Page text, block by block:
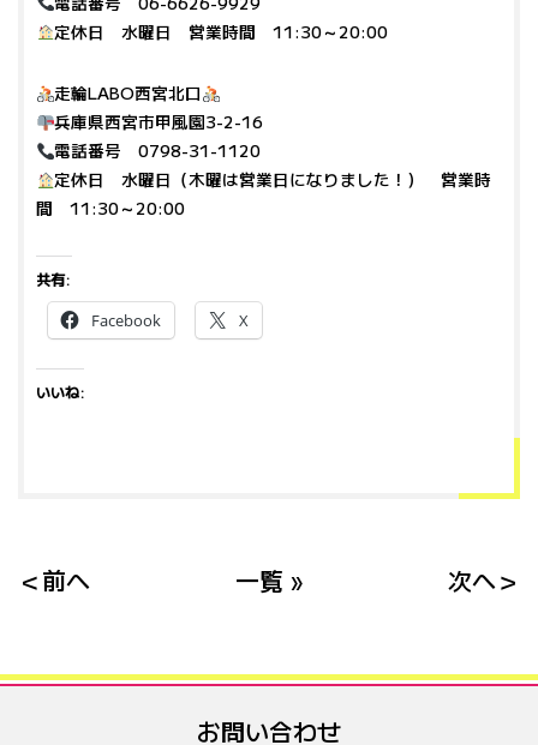
定休日 水曜日 営業時間 11:30～20:00
走輪LABO西宮北口
兵庫県西宮市甲風園3-2-16
電話番号 0798-31-1120
定休日 水曜日（木曜は営業日になりました！） 営業時
間 11:30～20:00
共有:
Facebook X
いいね:
＜前へ 一覧 » 次へ＞
お問い合わせ